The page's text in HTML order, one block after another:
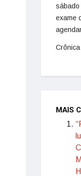
sábado
exame
MAIS